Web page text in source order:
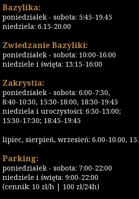
Bazylika:
poniedziałek - sobota: 5:45-19.45
niedziela: 6.15-20.00
Zwiedzanie Bazyliki:
poniedziałek - sobota: 10:00-16:00
niedziele i święta: 13:15-16:00
Zakrystia:
poniedziałek - sobota: 6:00-7:30,
8:40-10:30, 15:30-18:00, 18:30-19:45
niedziela i uroczystości: 6:30-13:00;
15:30-17:30; 18:45-19:45
lipiec, sierpień, wrzesień: 6.00-10.00,
Parking:
poniedziałek - sobota: 7:00-22:00
niedziele i święta: 9:00-22:00
(cennik: 10 zł/h | 100 zł/24h)